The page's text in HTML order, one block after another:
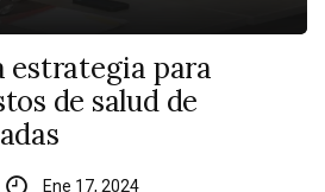
estrategia para
de salud de
Ene 17, 2024